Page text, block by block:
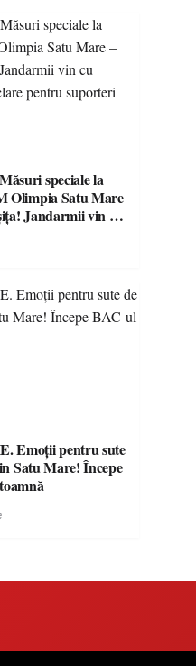
speciale la
Olimpia Satu Mare
Jandarmii vin cu
Emoții pentru sute
Satu Mare! Începe